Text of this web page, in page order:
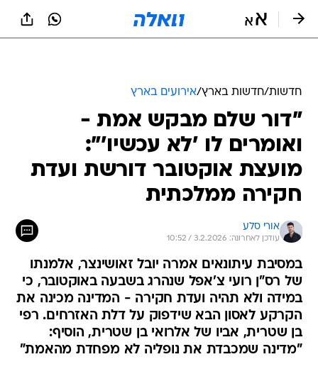
חדשות/חדשות בארץ/אירועים בארץ
"דור שלם מבקש אמת -
ואומרים לו 'לא עכשיו'":
מועצת אוקטובר דורשת ועדת
חקירה ממלכתית
אורי סלע
עודכן לאחרונה: 3.2.2026 / 10:52
במסיבת עיתונאים אמרה יובל זאושינצר, אלמנתו
של רס"ן רועי צ'אפל שנהרג בשבעה באוקטובר, כי
במידה ולא תהיה ועדת חקירה - המדינה מכינה את
הקרקע לאסון הבא שידפוק על דלת האזרחים. רפי
בן שטרית, אביו של אלרואי בן שטרית, הוסיף:
"מדינה שמכבדת את נופליה לא מפחדת מהאמת"